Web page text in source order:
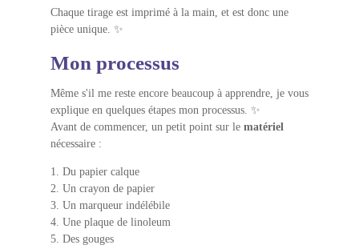
Chaque tirage est imprimé à la main, et est donc une
pièce unique. ✨
Mon processus
Même s'il me reste encore beaucoup à apprendre, je vous
explique en quelques étapes mon processus. ✨
Avant de commencer, un petit point sur le matériel
nécessaire :
1. Du papier calque
2. Un crayon de papier
3. Un marqueur indélébile
4. Une plaque de linoleum
5. Des gouges